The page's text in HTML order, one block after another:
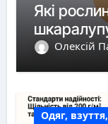
Які
Олексій
Одяг,